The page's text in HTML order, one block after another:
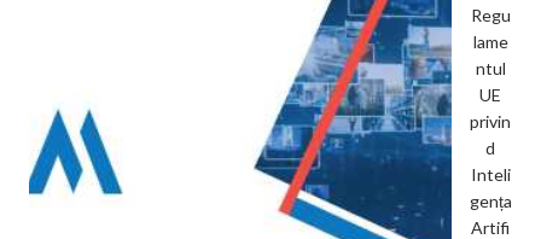
Regu
lame
ntul
UE
privin
d
Inteli
gența
Artifi